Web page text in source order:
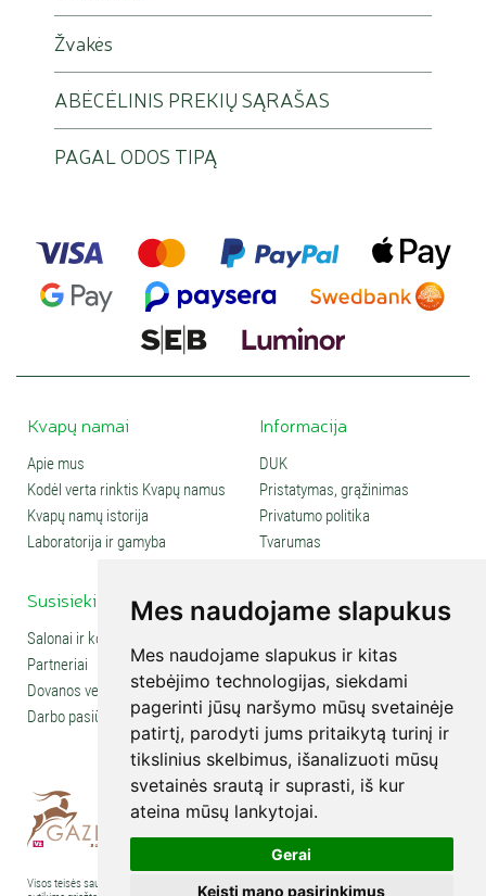
Mes naudojame slapukus
Mes naudojame slapukus ir kitas
stebėjimo technologijas, siekdami
pagerinti jūsų naršymo mūsų svetainėje
patirtį, parodyti jums pritaikytą turinį ir
tikslinius skelbimus, išanalizuoti mūsų
svetainės srautą ir suprasti, iš kur
ateina mūsų lankytojai.
Gerai
Keisti mano pasirinkimus
Žvakės
ABĖCĖLINIS PREKIŲ SĄRAŠAS
PAGAL ODOS TIPĄ
Kvapų namai
Apie mus
Kodėl verta rinktis Kvapų namus
Kvapų namų istorija
Laboratorija ir gamyba
Informacija
DUK
Pristatymas, grąžinimas
Privatumo politika
Tvarumas
Susisiekite
Salonai ir kontaktai
Partneriai
Dovanos verslui
Darbo pasiūlymai
Social media
Visos teisės saugomos © 2007-2026 UAB „Kvapų namai“. Kopijuoti tekstus, nuotraukas ir kt. be